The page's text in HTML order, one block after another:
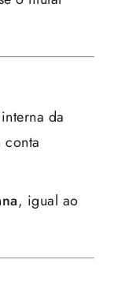
da
conta
, igual ao